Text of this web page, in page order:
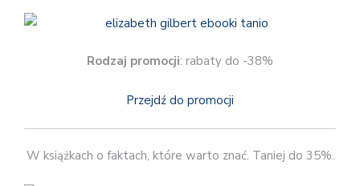
Rodzaj promocji: rabaty do -38%
Przejdź do promocji
W książkach o faktach, które warto znać. Taniej do 35%.